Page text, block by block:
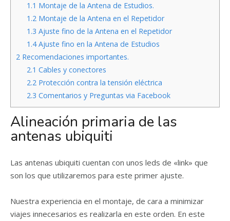
1.1 Montaje de la Antena de Estudios.
1.2 Montaje de la Antena en el Repetidor
1.3 Ajuste fino de la Antena en el Repetidor
1.4Ajuste fino en la Antena de Estudios
2 Recomendaciones importantes.
2.1 Cables y conectores
2.2 Protección contra la tensión eléctrica
2.3 Comentarios y Preguntas via Facebook
Alineación primaria de las
antenas ubiquiti
Las antenas ubiquiti cuentan con unos leds de «link» que
son los que utilizaremos para este primer ajuste.
Nuestra experiencia en el montaje, de cara a minimizar
viajes innecesarios es realizarla en este orden. En este